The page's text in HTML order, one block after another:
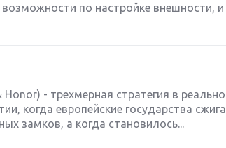
по настройке внешности, и
Honor) - трехмерная стратегия в
когда европейские государства
замков, а когда становилось...